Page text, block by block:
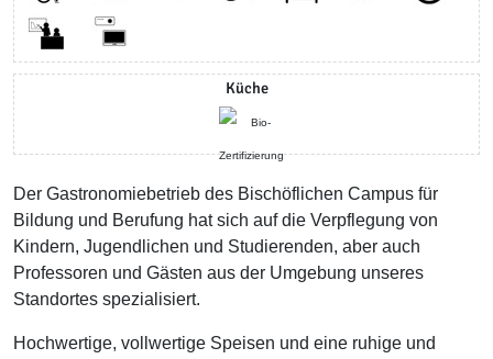
Küche
Der Gastronomiebetrieb des Bischöflichen Campus für
Bildung und Berufung hat sich auf die Verpflegung von
Kindern, Jugendlichen und Studierenden, aber auch
Professoren und Gästen aus der Umgebung unseres
Standortes spezialisiert.
Hochwertige, vollwertige Speisen und eine ruhige und